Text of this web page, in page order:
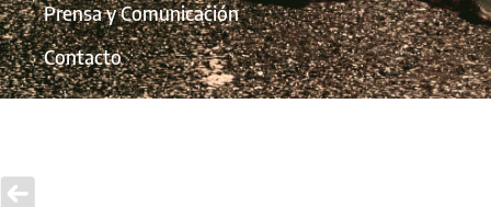
Prensa y Comunicación
Contacto